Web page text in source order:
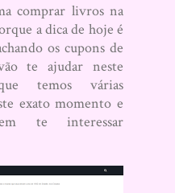
comprar livros na
a dica de hoje é
os cupons de
te ajudar neste
temos várias
exato momento e
te interessar